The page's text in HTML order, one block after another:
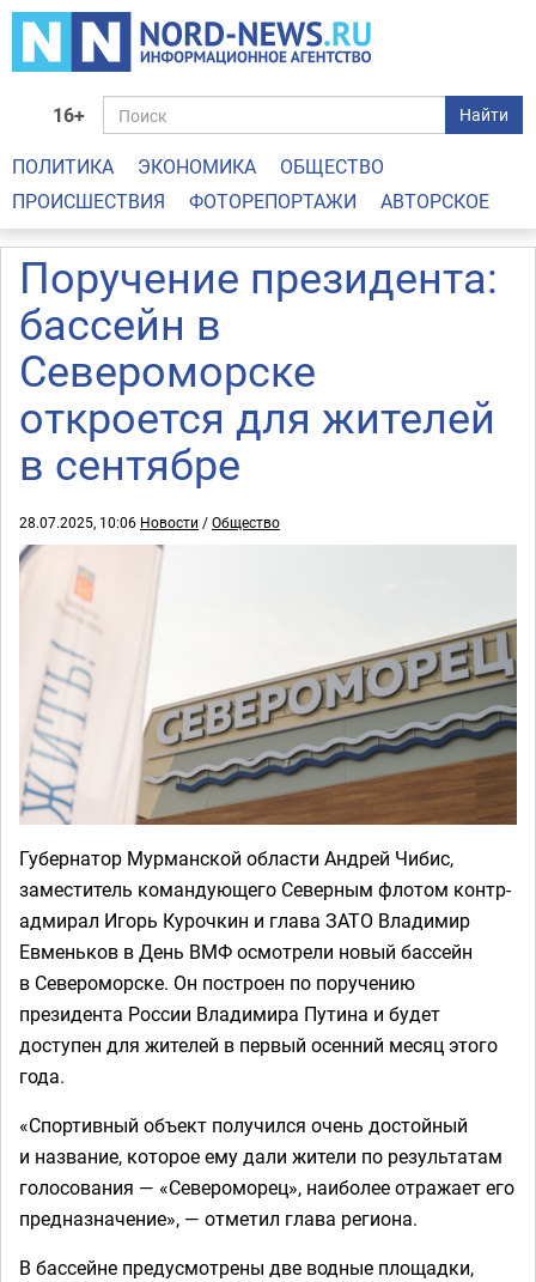
16+ Найти
ПОЛИТИКА ЭКОНОМИКА
ОБЩЕСТВО
ПРОИСШЕСТВИЯ
ФОТОРЕПОРТАЖИ АВТОРСКОЕ
Поручение президента:
бассейн в
Североморске
откроется для жителей
в сентябре
28.07.2025, 10:06 Новости /Общество
Губернатор Мурманской области Андрей Чибис,
заместитель командующего Северным флотом контр-
адмирал Игорь Курочкин и глава ЗАТО Владимир
Евменьков в День ВМФ осмотрели новый бассейн
в Североморске. Он построен по поручению
президента России Владимира Путина и будет
доступен для жителей в первый осенний месяц этого
года.
«Спортивный объект получился очень достойный
и название, которое ему дали жители по результатам
голосования — «Североморец», наиболее отражает его
предназначение», — отметил глава региона.
В бассейне предусмотрены две водные площадки,